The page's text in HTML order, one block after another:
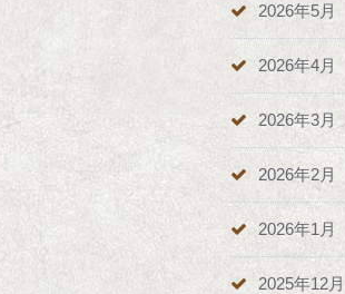
2026年5月
2026年4月
2026年3月
2026年2月
2026年1月
2025年12月